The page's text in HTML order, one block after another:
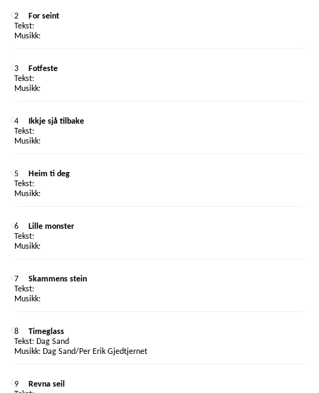
2 For seint
3 Fotfeste
4 Ikkje sjå tilbake
5 Heim ti deg
6 Lille monster
7 Skammens stein
8
Timeglass
Dag Sand
Dag Sand/Per Erik Gjedtjernet
9 Revna seil